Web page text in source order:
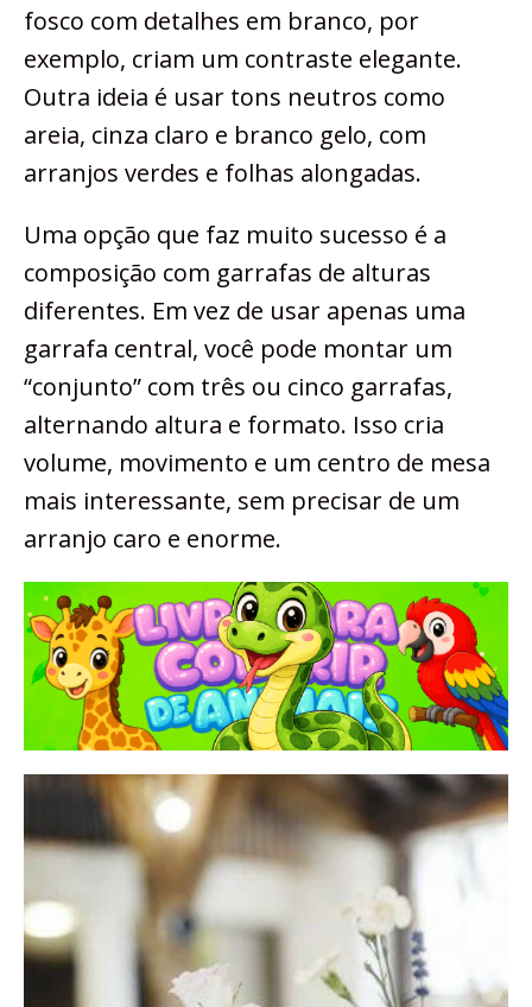
fosco com detalhes em branco, por
exemplo, criam um contraste elegante.
Outra ideia é usar tons neutros como
areia, cinza claro e branco gelo, com
arranjos verdes e folhas alongadas.
Uma opção que faz muito sucesso é a
composição com garrafas de alturas
diferentes. Em vez de usar apenas uma
garrafa central, você pode montar um
“conjunto” com três ou cinco garrafas,
alternando altura e formato. Isso cria
volume, movimento e um centro de mesa
mais interessante, sem precisar de um
arranjo caro e enorme.